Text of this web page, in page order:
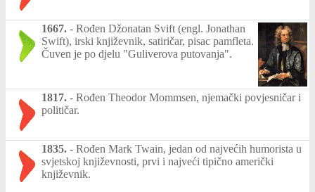
1667. - Rođen Džonatan Svift (engl. Jonathan
Swift), irski književnik, satiričar, pisac pamfleta.
Čuven je po djelu "Guliverova putovanja".
1817. - Rođen Theodor Mommsen, njemački povjesničar i
političar.
1835. - Rođen Mark Twain, jedan od najvećih humorista u
svjetskoj književnosti, prvi i najveći tipično američki
književnik.